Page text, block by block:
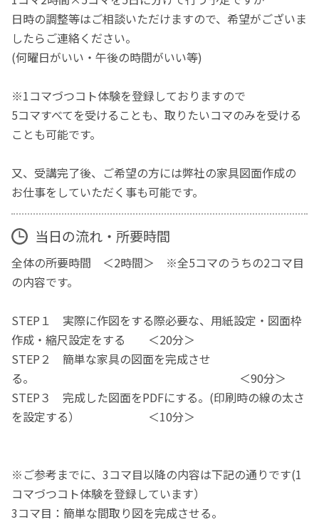
日時の調整等はご相談いただけますので、希望がございま
したらご連絡ください。
(何曜日がいい・午後の時間がいい等)
※1コマづつコト体験を登録しておりますので
5コマすべてを受けることも、取りたいコマのみを受ける
ことも可能です。
又、受講完了後、ご希望の方には弊社の家具図面作成の
お仕事をしていただく事も可能です。
当日の流れ・所要時間
全体の所要時間 ＜2時間＞ ※全5コマのうちの2コマ目
の内容です。
STEP１ 実際に作図をする際必要な、用紙設定・図面枠
作成・縮尺設定をする ＜20分＞
STEP２ 簡単な家具の図面を完成させ
る。 ＜90分＞
STEP３ 完成した図面をPDFにする。(印刷時の線の太さ
を設定する） ＜10分＞
※ご参考までに、3コマ目以降の内容は下記の通りです(1
コマづつコト体験を登録しています）
3コマ目：簡単な間取り図を完成させる。